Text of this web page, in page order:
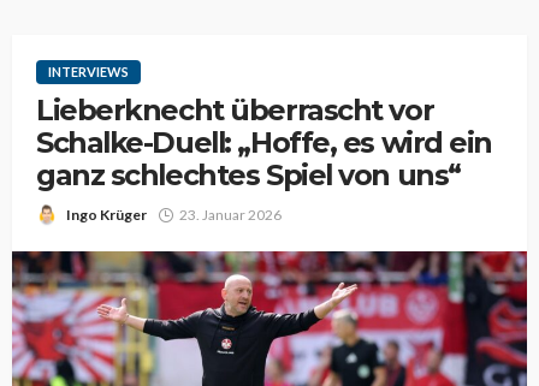
INTERVIEWS
Lieberknecht überrascht vor
Schalke-Duell: „Hoffe, es wird ein
ganz schlechtes Spiel von uns“
Ingo Krüger 23. Januar 2026